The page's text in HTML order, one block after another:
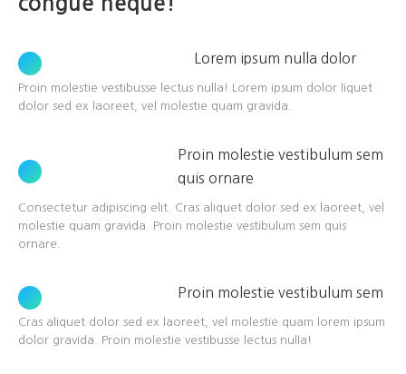
Lorem ipsum nulla dolor
Proin molestie vestibusse lectus nulla! Lorem ipsum dolor liquet
dolor sed ex laoreet, vel molestie quam gravida.
Proin molestie vestibulum sem
quis ornare
Consectetur adipiscing elit. Cras aliquet dolor sed ex laoreet, vel
molestie quam gravida. Proin molestie vestibulum sem quis
ornare.
Proin molestie vestibulum sem
Cras aliquet dolor sed ex laoreet, vel molestie quam lorem ipsum
dolor gravida. Proin molestie vestibusse lectus nulla!